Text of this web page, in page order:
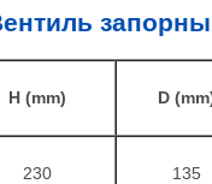
H (mm) D
230 135